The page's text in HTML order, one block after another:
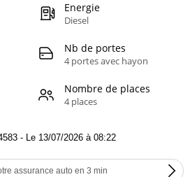
Energie
Diesel
Nb de portes
4 portes avec hayon
Nombre de places
4 places
- Le 13/07/2026 à 08:22
assurance auto en 3 min